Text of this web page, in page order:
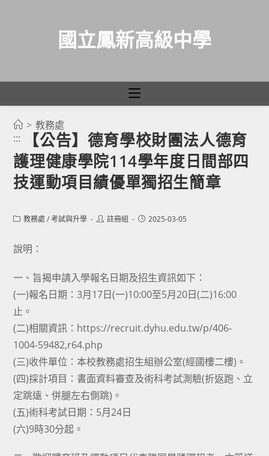
國立鳳新高級中學
> 教務處
:::
【公告】德育學校財團法人德育
護理健康學院114學年度日間部四
技運動項目績優單獨招生簡章
Post教務處 / 考試與升學
Post註冊組
Post2025-03-05
說明：
一、旨揭申請入學報名日期及招生資訊如下：
(一)報名日期：3月17日(一)10:00至5月20日(二)16:00
止。
(二)相關資訊： https://recruit.dyhu.edu.tw/p/406-
1004-59482,r64.php
(三)收件單位：本校教務處招生組辦公室(經國樓二樓)。
(四)採計項目：書面資料審查及術科考試測驗(折返跑、立
定跳遠、併腿左右側跳)。
(五)術科考試日期：5月24日
(六)9時30分起。